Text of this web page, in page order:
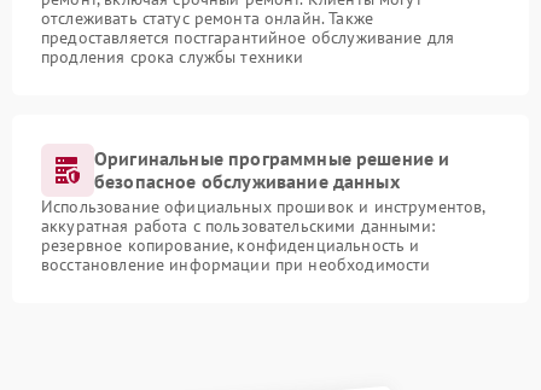
отслеживать статус ремонта онлайн. Также
предоставляется постгарантийное обслуживание для
продления срока службы техники
Оригинальные программные решение и
безопасное обслуживание данных
Использование официальных прошивок и инструментов,
аккуратная работа с пользовательскими данными:
резервное копирование, конфиденциальность и
восстановление информации при необходимости